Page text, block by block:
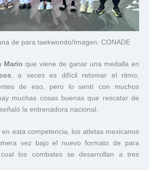
de para taekwondo/Imagen: CONADE
Mario que viene de ganar una medalla en
, a veces es difícil retomar el ritmo,
de eso, pero lo sentí con muchos
muchas cosas buenas que rescatar de
la entrenadora nacional.
esta competencia, los atletas mexicanos
vez bajo el nuevo formato de para
los combates se desarrollan a tres